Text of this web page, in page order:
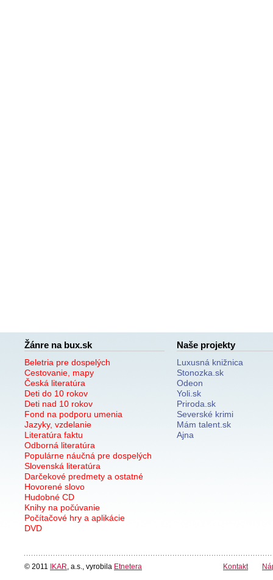
Žánre na bux.sk
Beletria pre dospelých
Cestovanie, mapy
Česká literatúra
Deti do 10 rokov
Deti nad 10 rokov
Fond na podporu umenia
Jazyky, vzdelanie
Literatúra faktu
Odborná literatúra
Populárne náučná pre dospelých
Slovenská literatúra
Darčekové predmety a ostatné
Hovorené slovo
Hudobné CD
Knihy na počúvanie
Počítačové hry a aplikácie
DVD
Naše projekty
Luxusná knižnica
Stonozka.sk
Odeon
Yoli.sk
Priroda.sk
Severské krimi
Mám talent.sk
Ajna
© 2011 IKAR , a.s., vyrobila Etnetera Kontakt